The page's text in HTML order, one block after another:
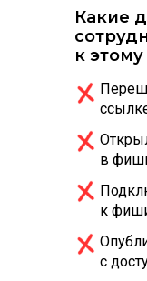
Какие
к
в
к
с